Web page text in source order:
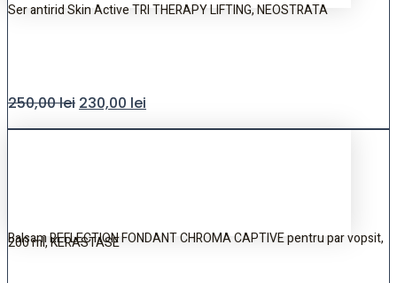
Ser antirid Skin Active TRI THERAPY LIFTING, NEOSTRATA
250,00lei 230,00 lei
Balsam REFLECTION FONDANT CHROMA CAPTIVE pentru par vopsit,
200 ml, KERASTASE